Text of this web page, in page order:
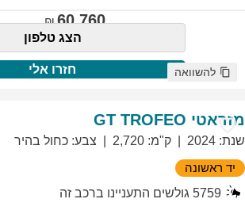
60,760
הצג טלפון
חזרו אלי להשוואה
מזראטי GT TROFEO
שנת:
2024 ק"מ:
2,720 צבע: כחול בהיר
יד ראשונה
5759 גולשים התעניינו ברכב זה